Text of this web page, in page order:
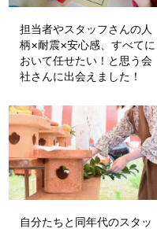
担当者やスタッフさんの人
柄×耐震×安心感、すべてに
おいて任せたい！と思う会
社さんに出会えました！
自分たちと同年代のスタッ